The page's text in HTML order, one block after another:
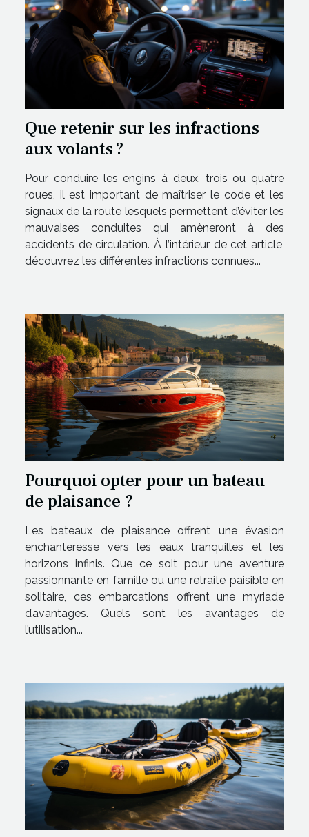
Que retenir sur les infractions
aux volants ?
Pour conduire les engins à deux, trois ou quatre
roues, il est important de maîtriser le code et les
signaux de la route lesquels permettent d’éviter les
mauvaises conduites qui amèneront à des
accidents de circulation. À l’intérieur de cet article,
découvrez les différentes infractions connues...
Pourquoi opter pour un bateau
de plaisance ?
Les bateaux de plaisance offrent une évasion
enchanteresse vers les eaux tranquilles et les
horizons infinis. Que ce soit pour une aventure
passionnante en famille ou une retraite paisible en
solitaire, ces embarcations offrent une myriade
d’avantages. Quels sont les avantages de
l’utilisation...